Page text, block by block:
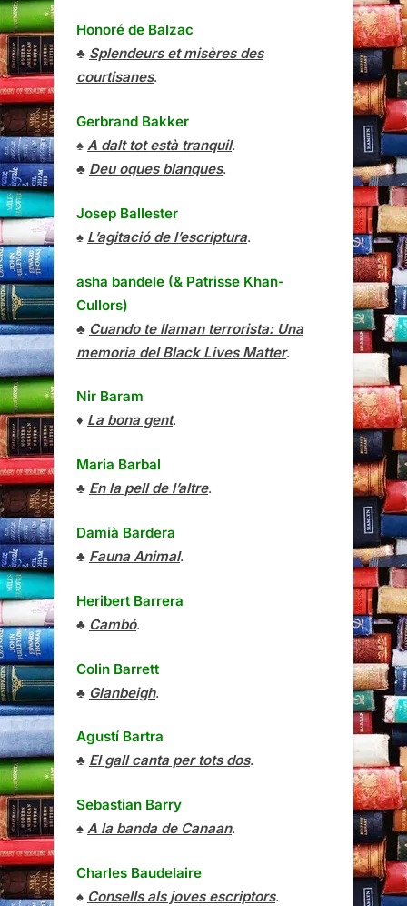
Honoré de Balzac
♣ Splendeurs et misères des
courtisanes.
Gerbrand Bakker
♠ A dalt tot està tranquil.
♣ Deu oques blanques.
Josep Ballester
♠ L’agitació de l’escriptura.
asha bandele (& Patrisse Khan-
Cullors)
♣ Cuando te llaman terrorista: Una
memoria del Black Lives Matter.
Nir Baram
♦ La bona gent.
Maria Barbal
♣ En la pell de l’altre.
Damià Bardera
♣ Fauna Animal.
Heribert Barrera
♣ Cambó.
Colin Barrett
♣ Glanbeigh.
Agustí Bartra
♣ El gall canta per tots dos.
Sebastian Barry
♠ A la banda de Canaan.
Charles Baudelaire
♠ Consells als joves escriptors.